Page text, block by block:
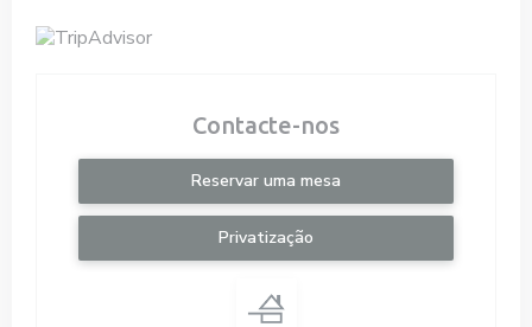
Contacte-nos
Reservar uma mesa
Privatização